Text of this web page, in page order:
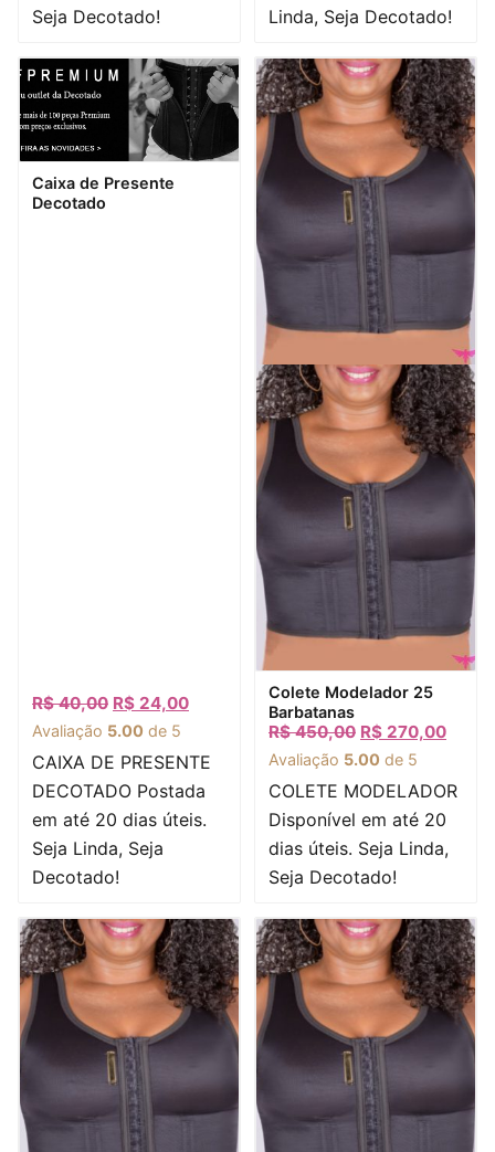
Seja Decotado!
Linda, Seja Decotado!
Visualização rápida
Caixa de Presente
Decotado
R$40,00 R$ 24,00
Avaliação 5.00 de 5
CAIXA DE PRESENTE
DECOTADO Postada
em até 20 dias úteis.
Seja Linda, Seja
Decotado!
Visualização rápida
Colete Modelador 25
Barbatanas
R$450,00 R$ 270,00
Avaliação 5.00 de 5
COLETE MODELADOR
Disponível em até 20
dias úteis. Seja Linda,
Seja Decotado!